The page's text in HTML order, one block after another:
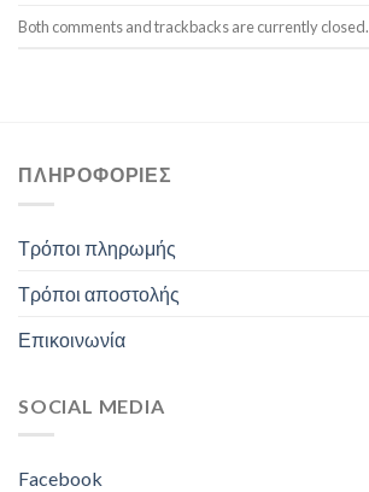
Both comments and trackbacks are currently closed.
ΠΛΗΡΟΦΟΡΊΕΣ
Τρόποι πληρωμής
Τρόποι αποστολής
Επικοινωνία
SOCIAL MEDIA
Facebook